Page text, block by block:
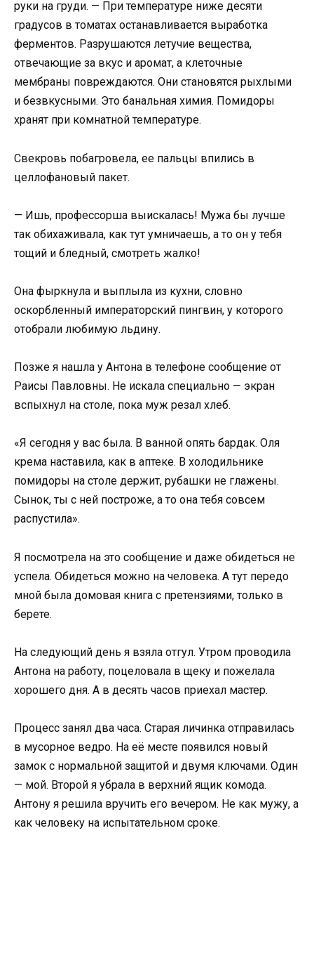
руки на груди. — При температуре ниже десяти
градусов в томатах останавливается выработка
ферментов. Разрушаются летучие вещества,
отвечающие за вкус и аромат, а клеточные
мембраны повреждаются. Они становятся рыхлыми
и безвкусными. Это банальная химия. Помидоры
хранят при комнатной температуре.
Свекровь побагровела, ее пальцы впились в
целлофановый пакет.
— Ишь, профессорша выискалась! Мужа бы лучше
так обихаживала, как тут умничаешь, а то он у тебя
тощий и бледный, смотреть жалко!
Она фыркнула и выплыла из кухни, словно
оскорбленный императорский пингвин, у которого
отобрали любимую льдину.
Позже я нашла у Антона в телефоне сообщение от
Раисы Павловны. Не искала специально — экран
вспыхнул на столе, пока муж резал хлеб.
«Я сегодня у вас была. В ванной опять бардак. Оля
крема наставила, как в аптеке. В холодильнике
помидоры на столе держит, рубашки не глажены.
Сынок, ты с ней построже, а то она тебя совсем
распустила».
Я посмотрела на это сообщение и даже обидеться не
успела. Обидеться можно на человека. А тут передо
мной была домовая книга с претензиями, только в
берете.
На следующий день я взяла отгул. Утром проводила
Антона на работу, поцеловала в щеку и пожелала
хорошего дня. А в десять часов приехал мастер.
Процесс занял два часа. Старая личинка отправилась
в мусорное ведро. На её месте появился новый
замок с нормальной защитой и двумя ключами. Один
— мой. Второй я убрала в верхний ящик комода.
Антону я решила вручить его вечером. Не как мужу, а
как человеку на испытательном сроке.